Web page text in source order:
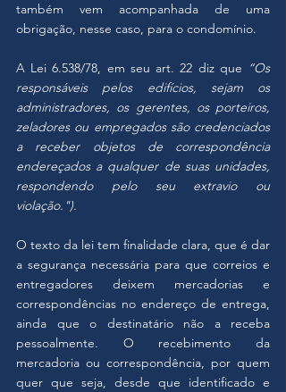
também vem acompanhada de uma
obrigação, nesse caso, para o condomínio.
A Lei 6.538/78, em seu art. 22 diz que “Os
responsáveis pelos edifícios, sejam os
administradores, os gerentes, os porteiros,
zeladores ou empregados são credenciados
a receber objetos de correspondência
endereçados a qualquer de suas unidades,
respondendo pelo seu extravio ou
violação.").
O texto da lei tem finalidade clara, que é dar
a segurança necessária para que correios e
entregadores deixem mercadorias e
correspondências no endereço de entrega,
ainda que o destinatário não a receba
pessoalmente. O recebimento da
mercadoria ou correspondência, por quem
quer que seja, desde que identificado e